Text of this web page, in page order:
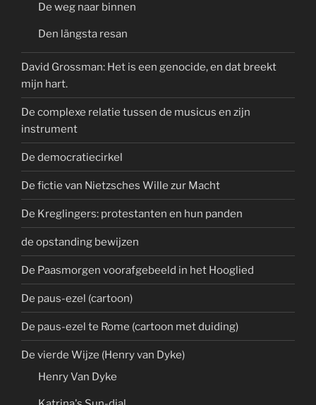
De weg naar binnen
Den längsta resan
David Grossman: Het is een genocide, en dat breekt
mijn hart.
De complexe relatie tussen de musicus en zijn
instrument
De democratiecirkel
De fictie van Nietzsches Wille zur Macht
De Kreglingers: protestanten en hun panden
de opstanding bewijzen
De Paasmorgen voorafgebeeld in het Hooglied
De paus-ezel (cartoon)
De paus-ezel te Rome (cartoon met duiding)
De vierde Wijze (Henry van Dyke)
Henry Van Dyke